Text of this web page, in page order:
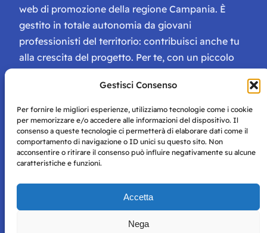
Gestisci Consenso
Per fornire le migliori esperienze, utilizziamo tecnologie come i cookie
per memorizzare e/o accedere alle informazioni del dispositivo. Il
consenso a queste tecnologie ci permetterà di elaborare dati come il
comportamento di navigazione o ID unici su questo sito. Non
acconsentire o ritirare il consenso può influire negativamente su alcune
caratteristiche e funzioni.
Accetta
Nega
web di promozione della regione Campania. È
gestito in totale autonomia da giovani
professionisti del territorio: contribuisci anche tu
alla crescita del progetto. Per te, con un piccolo
tessera di Storie Campane, libri e magazine gratis
e inviti ad eventi esclusivi!
Storie di Napoli è una testata registrata presso il tribunale di
per mero scopo didattico e informativo.